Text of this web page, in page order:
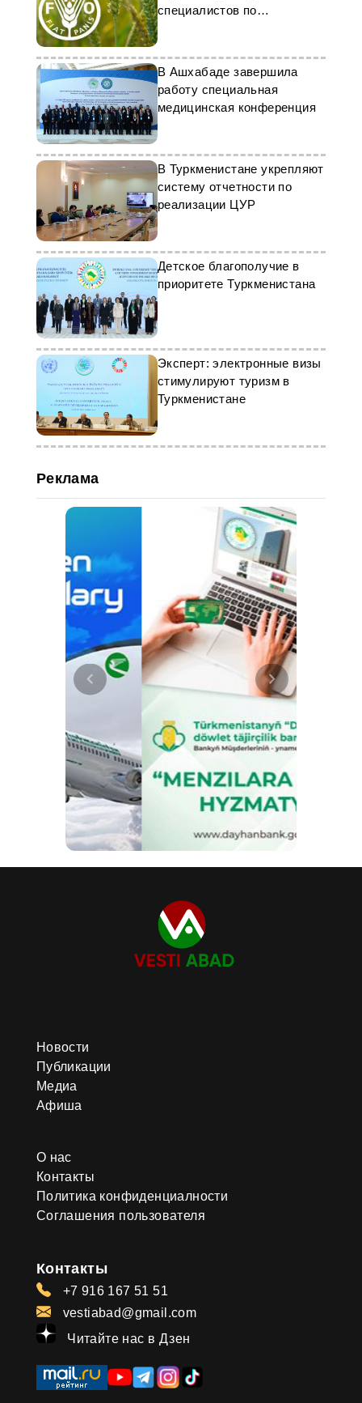
специалистов по
индикаторам ЦУР
В Ашхабаде завершила
работу специальная
медицинская конференция
В Туркменистане укрепляют
систему отчетности по
реализации ЦУР
Детское благополучие в
приоритете Туркменистана
Эксперт: электронные визы
стимулируют туризм в
Туркменистане
Реклама
Новости
Публикации
Медиа
Афиша
О нас
Контакты
Политика конфиденциалности
Соглашения пользователя
Контакты
+7 916 167 51 51
vestiabad@gmail.com
Читайте нас в Дзен